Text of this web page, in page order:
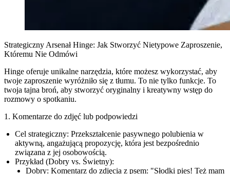
Strategiczny Arsenał Hinge: Jak Stworzyć Nietypowe Zaproszenie,
Któremu Nie Odmówi
Hinge oferuje unikalne narzędzia, które możesz wykorzystać, aby
twoje zaproszenie wyróżniło się z tłumu. To nie tylko funkcje. To
twoja tajna broń, aby stworzyć oryginalny i kreatywny wstęp do
rozmowy o spotkaniu.
1. Komentarze do zdjęć lub podpowiedzi
Cel strategiczny: Przekształcenie pasywnego polubienia w
aktywną, angażującą propozycję, która jest bezpośrednio
związana z jej osobowością.
Przykład (Dobry vs. Świetny):
Dobry: Komentarz do zdjęcia z psem: "Słodki pies! Też mam